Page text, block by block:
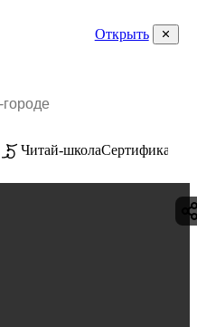
Открыть
Читай-школаСертификаты